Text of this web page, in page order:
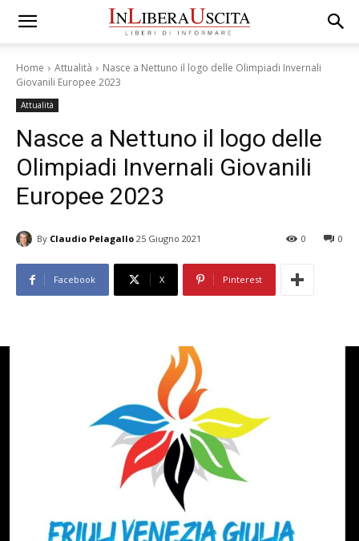
Home Attualità
Nasce a Nettuno il logo delle Olimpiadi Invernali
Giovanili Europee 2023
Attualità
Nasce a Nettuno il logo delle
Olimpiadi Invernali Giovanili
Europee 2023
By Claudio Pelagallo 25 Giugno 2021 0
0
Facebook X Pinterest